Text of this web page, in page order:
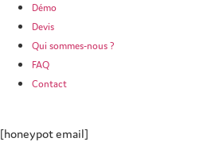
Démo
Devis
Qui sommes-nous ?
FAQ
Contact
[honeypot email]